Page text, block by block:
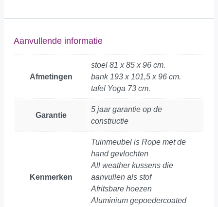
Aanvullende informatie
Afmetingen
stoel 81 x 85 x 96 cm.
bank 193 x 101,5 x 96 cm.
tafel Yoga 73 cm.
Garantie
5 jaar garantie op de
constructie
Kenmerken
Tuinmeubel is Rope met de
hand gevlochten
All weather kussens die
aanvullen als stof
Afritsbare hoezen
Aluminium gepoedercoated